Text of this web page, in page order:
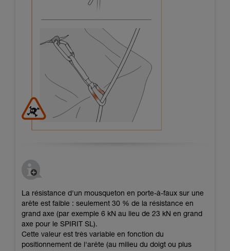
La résistance d'un mousqueton en porte-à-faux sur une
arête est faible : seulement 30 % de la résistance en
grand axe (par exemple 6 kN au lieu de 23 kN en grand
axe pour le SPIRIT SL).
Cette valeur est très variable en fonction du
positionnement de l'arête (au milieu du doigt ou plus